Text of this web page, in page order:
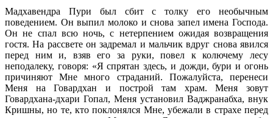
Мадхавендра Пури был сбит с толку его необычным
поведением. Он выпил молоко и снова запел имена Господа.
Он не спал всю ночь, с нетерпением ожидая возвращения
гостя. На рассвете он задремал и мальчик вдруг снова явился
перед ним и, взяв его за руки, повел к колючему лесу
неподалеку, говоря: «Я спрятан здесь, и дожди, бури и огонь
причиняют Мне много страданий. Пожалуйста, перенеси
Меня на Говардхан и построй там храм. Меня зовут
Говардхана-дхари Гопал, Меня установил Ваджранабха, внук
Кришны, но те, кто поклонялся Мне, убежали в страхе перед